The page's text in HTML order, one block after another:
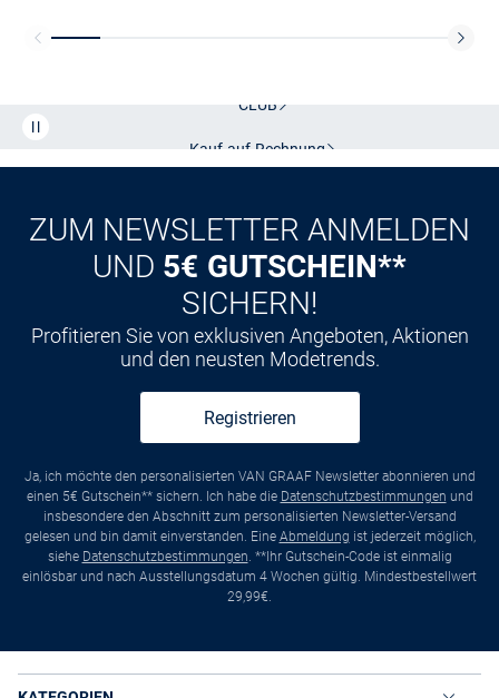
CLUB
Kauf auf Rechnung
ZUM NEWSLETTER ANMELDEN
UND 5€ GUTSCHEIN**
SICHERN!
Profitieren Sie von exklusiven Angeboten, Aktionen
und den neusten Modetrends.
Registrieren
Ja, ich möchte den personalisierten VAN GRAAF Newsletter abonnieren und
einen 5€ Gutschein** sichern. Ich habe die Datenschutzbestimmungen und
insbesondere den Abschnitt zum personalisierten Newsletter-Versand
gelesen und bin damit einverstanden. Eine Abmeldung ist jederzeit möglich,
siehe Datenschutzbestimmungen. **Ihr Gutschein-Code ist einmalig
einlösbar und nach Ausstellungsdatum 4 Wochen gültig. Mindestbestellwert
29,99€.